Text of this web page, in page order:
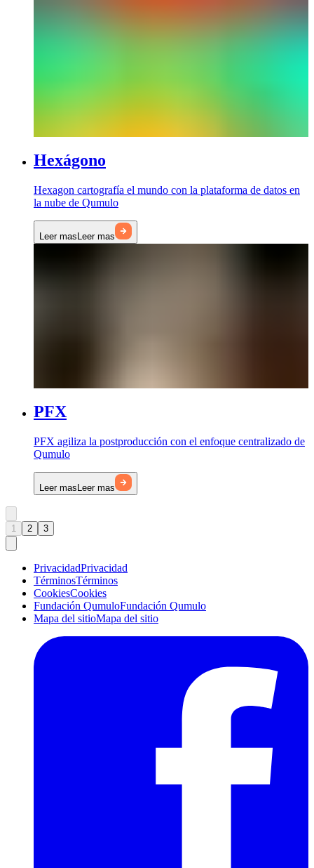
Hexágono
Hexagon cartografía el mundo con la plataforma de datos en
la nube de Qumulo
Leer mas Leer mas
PFX
PFX agiliza la postproducción con el enfoque centralizado de
Qumulo
Leer mas Leer mas
1 2 3
PrivacidadPrivacidad
TérminosTérminos
CookiesCookies
Fundación QumuloFundación Qumulo
Mapa del sitioMapa del sitio